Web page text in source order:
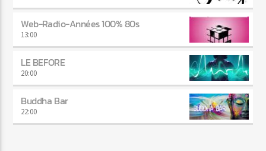
Web-Radio-Années 100% 80s
13:00
LE BEFORE
20:00
Buddha Bar
22:00